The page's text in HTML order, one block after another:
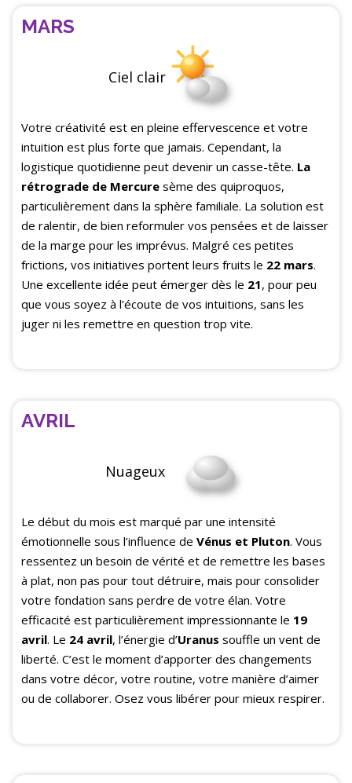
MARS
Ciel clair
Votre créativité est en pleine effervescence et votre
intuition est plus forte que jamais. Cependant, la
logistique quotidienne peut devenir un casse-tête. La
rétrograde de Mercure sème des quiproquos,
particulièrement dans la sphère familiale. La solution est
de ralentir, de bien reformuler vos pensées et de laisser
de la marge pour les imprévus. Malgré ces petites
frictions, vos initiatives portent leurs fruits le 22 mars.
Une excellente idée peut émerger dès le 21, pour peu
que vous soyez à l’écoute de vos intuitions, sans les
juger ni les remettre en question trop vite.
AVRIL
Nuageux
Le début du mois est marqué par une intensité
émotionnelle sous l’influence de Vénus et Pluton. Vous
ressentez un besoin de vérité et de remettre les bases
à plat, non pas pour tout détruire, mais pour consolider
votre fondation sans perdre de votre élan. Votre
efficacité est particulièrement impressionnante le 19
avril. Le 24 avril, l’énergie d’Uranus souffle un vent de
liberté. C’est le moment d’apporter des changements
dans votre décor, votre routine, votre manière d’aimer
ou de collaborer. Osez vous libérer pour mieux respirer.